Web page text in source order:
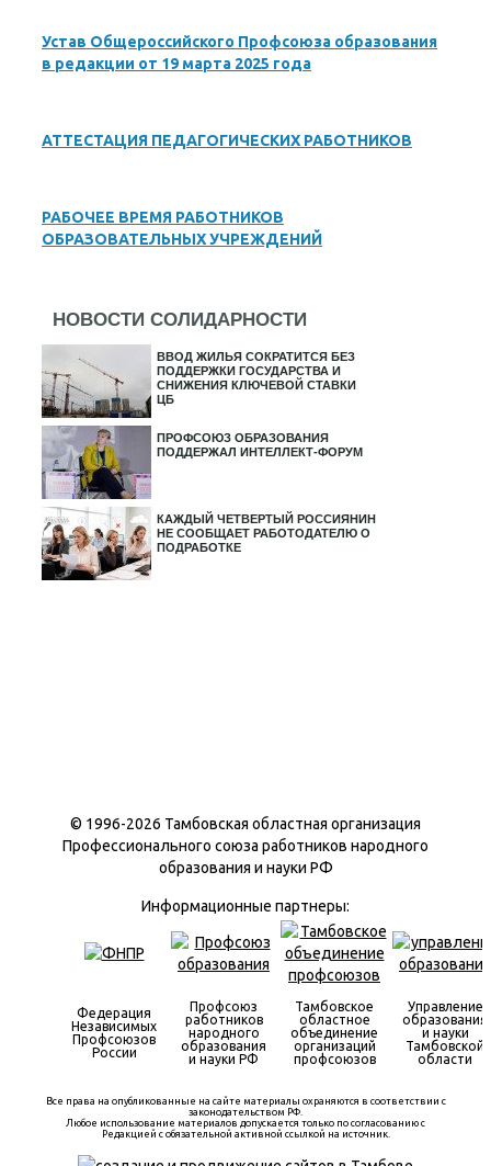
Устав Общероссийского Профсоюза образования
в редакции от 19 марта 2025 года
АТТЕСТАЦИЯ ПЕДАГОГИЧЕСКИХ РАБОТНИКОВ
РАБОЧЕЕ ВРЕМЯ РАБОТНИКОВ
ОБРАЗОВАТЕЛЬНЫХ УЧРЕЖДЕНИЙ
НОВОСТИ СОЛИДАРНОСТИ
ВВОД ЖИЛЬЯ СОКРАТИТСЯ БЕЗ
ПОДДЕРЖКИ ГОСУДАРСТВА И
СНИЖЕНИЯ КЛЮЧЕВОЙ СТАВКИ
ЦБ
ПРОФСОЮЗ ОБРАЗОВАНИЯ
ПОДДЕРЖАЛ ИНТЕЛЛЕКТ-ФОРУМ
КАЖДЫЙ ЧЕТВЕРТЫЙ РОССИЯНИН
НЕ СООБЩАЕТ РАБОТОДАТЕЛЮ О
ПОДРАБОТКЕ
© 1996-2026 Тамбовская областная организация
Профессионального союза работников народного
образования и науки РФ
Информационные партнеры:
Федерация
Независимых
Профсоюзов
России
Профсоюз
работников
народного
образования
и науки РФ
Тамбовское
областное
объединение
организаций
профсоюзов
Управление
образования
и науки
Тамбовской
области
Все права на опубликованные на сайте материалы охраняются в соответствии с
законодательством РФ.
Любое использование материалов допускается только по согласованию с
Редакцией с обязательной активной ссылкой на источник.